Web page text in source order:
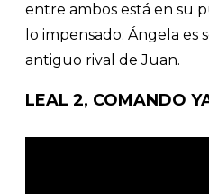
entre ambos está en su
lo impensado: Ángela es
antiguo rival de Juan.
LEAL 2, COMANDO